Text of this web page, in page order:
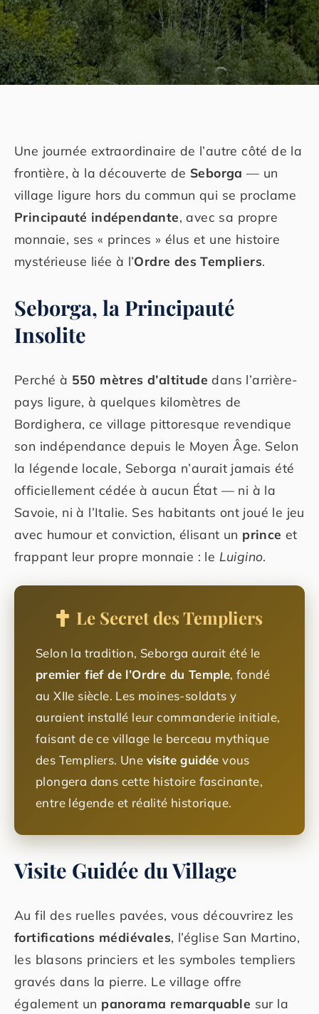
Une journée extraordinaire de l’autre côté de la
frontière, à la découverte de Seborga — un
village ligure hors du commun qui se proclame
Principauté indépendante, avec sa propre
monnaie, ses « princes » élus et une histoire
mystérieuse liée à l’Ordre des Templiers.
Seborga, la Principauté
Insolite
Perché à 550 mètres d’altitude dans l’arrière-
pays ligure, à quelques kilomètres de
Bordighera, ce village pittoresque revendique
son indépendance depuis le Moyen Âge. Selon
la légende locale, Seborga n’aurait jamais été
officiellement cédée à aucun État — ni à la
Savoie, ni à l’Italie. Ses habitants ont joué le jeu
avec humour et conviction, élisant un prince et
frappant leur propre monnaie : le Luigino.
Le Secret des Templiers
Selon la tradition, Seborga aurait été le
premier fief de l’Ordre du Temple, fondé
au XIIe siècle. Les moines-soldats y
auraient installé leur commanderie initiale,
faisant de ce village le berceau mythique
des Templiers. Une visite guidée vous
plongera dans cette histoire fascinante,
entre légende et réalité historique.
Visite Guidée du Village
Au fil des ruelles pavées, vous découvrirez les
fortifications médiévales, l’église San Martino,
les blasons princiers et les symboles templiers
gravés dans la pierre. Le village offre
également un panorama remarquable sur la